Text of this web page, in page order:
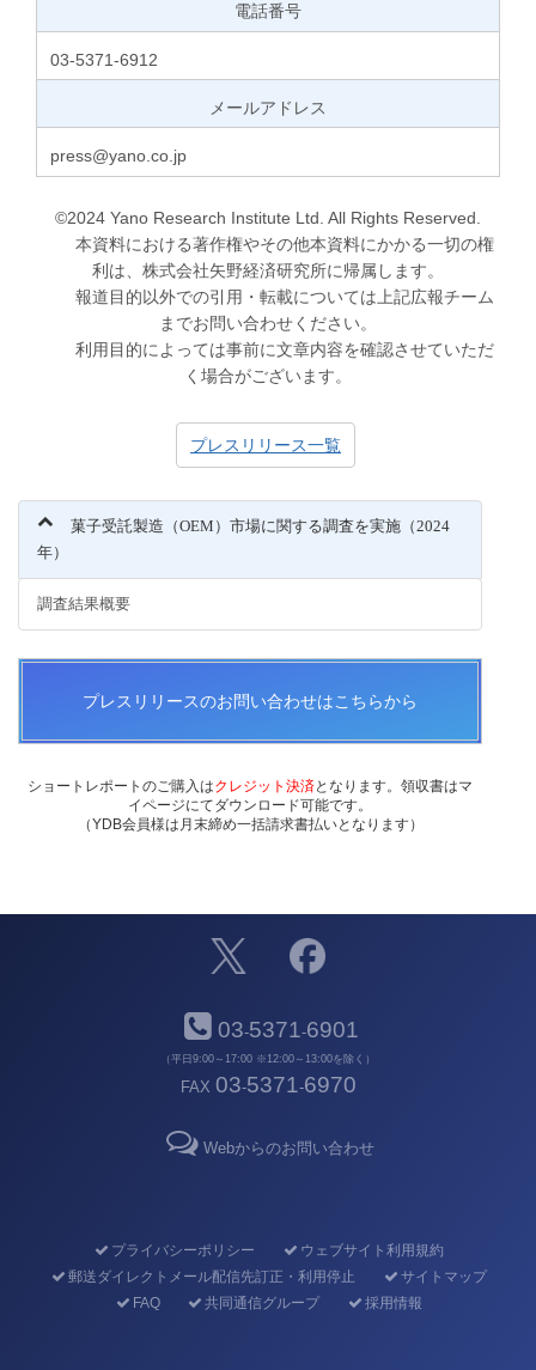
電話番号
03-5371-6912
メールアドレス
press@yano.co.jp
©2024 Yano Research Institute Ltd. All Rights Reserved.
本資料における著作権やその他本資料にかかる一切の権
利は、株式会社矢野経済研究所に帰属します。
報道目的以外での引用・転載については上記広報チーム
までお問い合わせください。
利用目的によっては事前に文章内容を確認させていただ
く場合がございます。
プレスリリース一覧
菓子受託製造（OEM）市場に関する調査を実施（2024
年）
調査結果概要
プレスリリースのお問い合わせはこちらから
ショートレポートのご購入はクレジット決済となります。領収書はマ
イページにてダウンロード可能です。
（YDB会員様は月末締め一括請求書払いとなります）
03-5371-6901
（平日9:00～17:00 ※12:00～13:00を除く）
FAX 03-5371-6970
Webからのお問い合わせ
プライバシーポリシー
ウェブサイト利用規約
郵送ダイレクトメール配信先訂正・利用停止
サイトマップ
FAQ
共同通信グループ 採用情報